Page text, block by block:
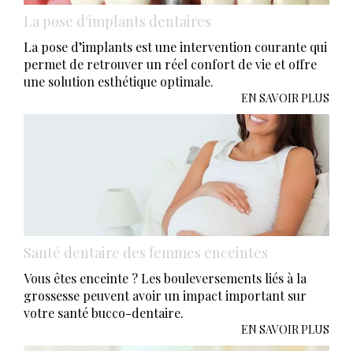
La pose d'implants dentaires
La pose d’implants est une intervention courante qui
permet de retrouver un réel confort de vie et offre
une solution esthétique optimale.
EN SAVOIR PLUS
Santé dentaire des femmes enceintes
Vous êtes enceinte ? Les bouleversements liés à la
grossesse peuvent avoir un impact important sur
votre santé bucco-dentaire.
EN SAVOIR PLUS